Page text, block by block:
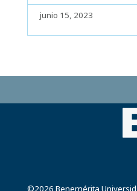
junio 15, 2023
©2026 Benemérita